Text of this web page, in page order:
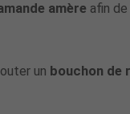
amère afin
un bouchon de